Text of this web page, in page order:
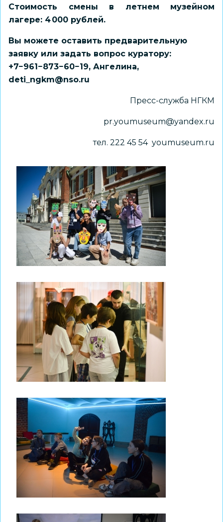
Стоимость смены в летнем музейном
лагере: 4 000 рублей.
Вы можете оставить предварительную
заявку или задать вопрос куратору:
+7−961−873−60−19, Ангелина,
deti_ngkm@nso.ru
Пресс-служба НГКМ
pr.youmuseum@yandex.ru
тел. 222 45 54 youmuseum.ru